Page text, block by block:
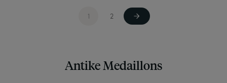
1 2
Antike Medaillons